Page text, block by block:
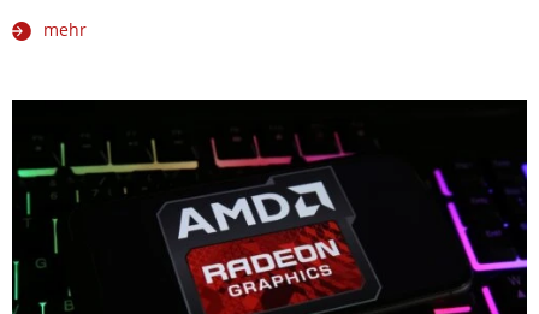
mehr